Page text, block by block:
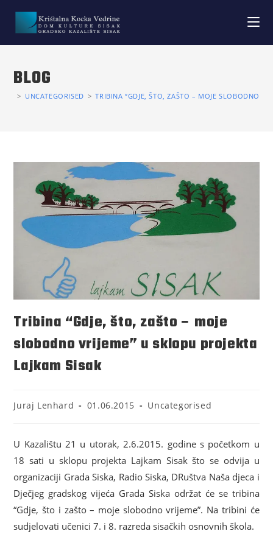
BLOG
> UNCATEGORISED > TRIBINA “GDJE, ŠTO, ZAŠTO – MOJE SLOBODNO
Tribina “Gdje, što, zašto – moje
slobodno vrijeme” u sklopu projekta
Lajkam Sisak
Juraj Lenhard 01.06.2015 Uncategorised
U Kazalištu 21 u utorak, 2.6.2015. godine s početkom u
18 sati u sklopu projekta Lajkam Sisak što se odvija u
organizaciji Grada Siska, Radio Siska, DRuštva Naša djeca i
Dječjeg gradskog vijeća Grada Siska održat će se tribina
“Gdje, što i zašto – moje slobodno vrijeme”. Na tribini će
sudjelovati učenici 7. i 8. razreda sisačkih osnovnih škola.